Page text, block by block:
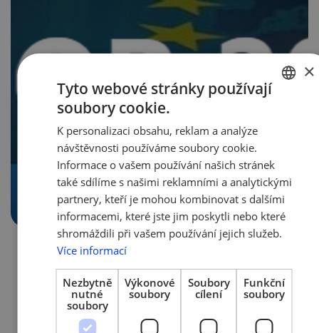
20. 2. 2021 | Tým AMSP ČR
Dohoda ohledně Evropského
inovačního a technologického
institutu
×
Tyto webové stránky používají
soubory cookie.
K personalizaci obsahu, reklam a analýze
návštěvnosti používáme soubory cookie.
Informace o vašem používání našich stránek
také sdílíme s našimi reklamními a analytickými
partnery, kteří je mohou kombinovat s dalšími
informacemi, které jste jim poskytli nebo které
shromáždili při vašem používání jejich služeb.
Více informací
Nezbytně
nutné
soubory
Výkonové
soubory
Soubory
cílení
Funkční
soubory